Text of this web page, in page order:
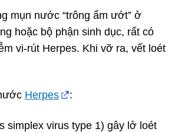
mụn nước “trông ẩm ướt” ở
hoặc bộ phận sinh dục, rất có
vi-rút Herpes. Khi vỡ ra, vết loét
Herpes :
simplex virus type 1) gây lở loét